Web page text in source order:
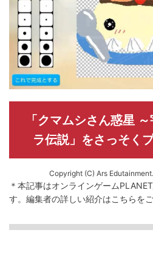
「クマムシさん惑星
ラ伝説」をさっそく
Copyright (C) Ars
＊本記事はオンラインゲーム
す。 編集者の詳しい紹介はこちらを